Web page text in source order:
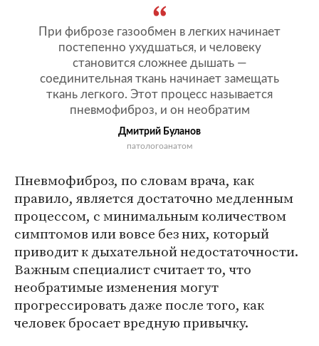
При фиброзе газообмен в легких начинает
постепенно ухудшаться, и человеку
становится сложнее дышать —
соединительная ткань начинает замещать
ткань легкого. Этот процесс называется
пневмофиброз, и он необратим
Дмитрий Буланов
патологоанатом
Пневмофиброз, по словам врача, как
правило, является достаточно медленным
процессом, с минимальным количеством
симптомов или вовсе без них, который
приводит к дыхательной недостаточности.
Важным специалист считает то, что
необратимые изменения могут
прогрессировать даже после того, как
человек бросает вредную привычку.